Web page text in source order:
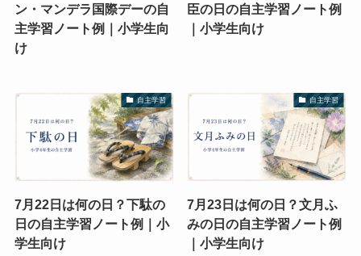
ン・マンデラ国際デーの自
主学習ノート例｜小学生向
け
臣の日の自主学習ノート例
｜小学生向け
自主学習
7月22日は何の日？下駄の
日の自主学習ノート例｜小
学生向け
自主学習
7月23日は何の日？文月ふ
みの日の自主学習ノート例
｜小学生向け